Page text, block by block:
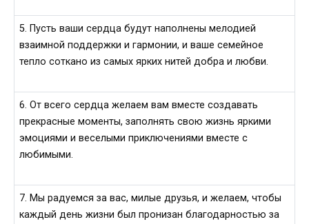
5. Пусть ваши сердца будут наполнены мелодией
взаимной поддержки и гармонии, и ваше семейное
тепло соткано из самых ярких нитей добра и любви.
6. От всего сердца желаем вам вместе создавать
прекрасные моменты, заполнять свою жизнь яркими
эмоциями и веселыми приключениями вместе с
любимыми.
7. Мы радуемся за вас, милые друзья, и желаем, чтобы
каждый день жизни был пронизан благодарностью за